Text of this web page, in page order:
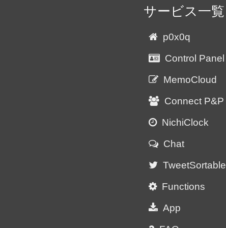
サービス一覧
p0x0q
Control Panel
MemoCloud
Connect P&P
NichiClock
Chat
TweetSortable
Functions
App